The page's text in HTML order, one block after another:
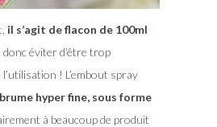
il s’agit de flacon de 100ml
éviter d’être trop
! L’embout spray
hyper fine, sous forme
à beaucoup de produit